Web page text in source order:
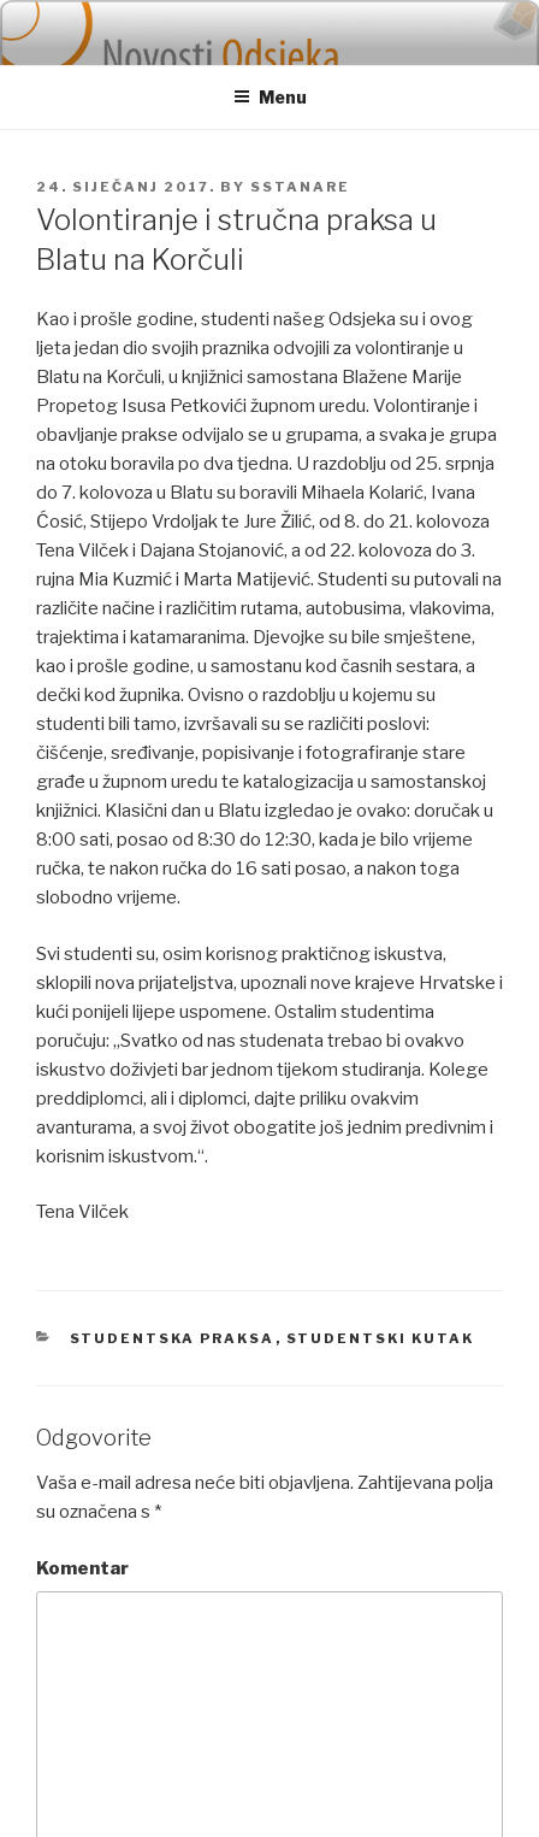
Skip
to
content
Menu
POSTED
ON
24. SIJEČANJ 2017. BY SSTANARE
Volontiranje i stručna praksa u
Blatu na Korčuli
Kao i prošle godine, studenti našeg Odsjeka su i ovog
ljeta jedan dio svojih praznika odvojili za volontiranje u
Blatu na Korčuli, u knjižnici samostana Blažene Marije
Propetog Isusa Petkovići župnom uredu. Volontiranje i
obavljanje prakse odvijalo se u grupama, a svaka je grupa
na otoku boravila po dva tjedna. U razdoblju od 25. srpnja
do 7. kolovoza u Blatu su boravili Mihaela Kolarić, Ivana
Ćosić, Stijepo Vrdoljak te Jure Žilić, od 8. do 21. kolovoza
Tena Vilček i Dajana Stojanović, a od 22. kolovoza do 3.
rujna Mia Kuzmić i Marta Matijević. Studenti su putovali na
različite načine i različitim rutama, autobusima, vlakovima,
trajektima i katamaranima. Djevojke su bile smještene,
kao i prošle godine, u samostanu kod časnih sestara, a
dečki kod župnika. Ovisno o razdoblju u kojemu su
studenti bili tamo, izvršavali su se različiti poslovi:
čišćenje, sređivanje, popisivanje i fotografiranje stare
građe u župnom uredu te katalogizacija u samostanskoj
knjižnici. Klasični dan u Blatu izgledao je ovako: doručak u
8:00 sati, posao od 8:30 do 12:30, kada je bilo vrijeme
ručka, te nakon ručka do 16 sati posao, a nakon toga
slobodno vrijeme.
Svi studenti su, osim korisnog praktičnog iskustva,
sklopili nova prijateljstva, upoznali nove krajeve Hrvatske i
kući ponijeli lijepe uspomene. Ostalim studentima
poručuju: „Svatko od nas studenata trebao bi ovakvo
iskustvo doživjeti bar jednom tijekom studiranja. Kolege
preddiplomci, ali i diplomci, dajte priliku ovakvim
avanturama, a svoj život obogatite još jednim predivnim i
korisnim iskustvom.“.
Tena Vilček
CATEGORIES
STUDENTSKA PRAKSA , STUDENTSKI KUTAK
Odgovorite
Vaša e-mail adresa neće biti objavljena. Zahtijevana polja
su označena s *
Komentar